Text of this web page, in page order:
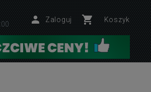
Zaloguj Koszyk